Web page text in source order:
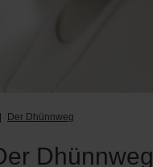
Der Dhünnweg
Dhünnweg